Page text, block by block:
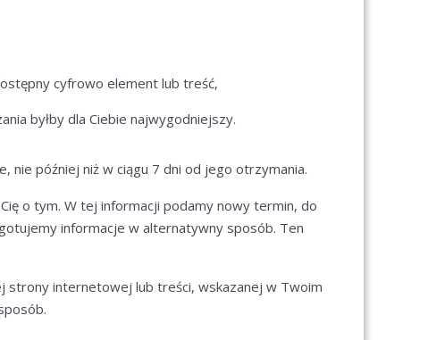
cyfrowo element lub treść,
byłby dla Ciebie najwygodniejszy.
nie później niż w ciągu 7 dni od jego otrzymania.
o tym. W tej informacji podamy nowy termin, do
informacje w alternatywny sposób. Ten
strony internetowej lub treści, wskazanej w Twoim